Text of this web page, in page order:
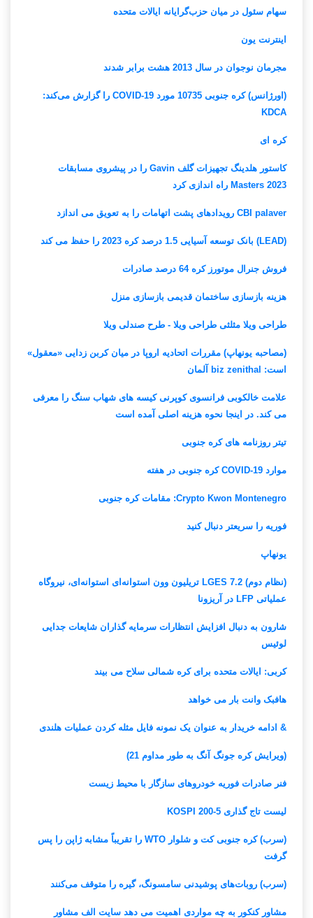
سهام سئول در میان حزب‌گرایانه ایالات متحده
اینترنت یون
مجرمان نوجوان در سال 2013 هشت برابر شدند
(اورژانس) کره جنوبی 10735 مورد COVID-19 را گزارش می‌کند:
KDCA
کره ای
کاستور هلدینگ تجهیزات گلف Gavin را در پیشروی مسابقات
Masters 2023 راه اندازی کرد
CBI palaver رویدادهای پشت اتهامات را به تعویق می اندازد
فروش جنرال موتورز کره 64 درصد صادرات
هزینه بازسازی ساختمان قدیمی بازسازی منزل
طراحی ویلا مثلثی طراحی ویلا - طرح صندلی ویلا
(مصاحبه یونهاپ) مقررات اتحادیه اروپا در میان کربن زدایی «معقول»
است: biz zenithal آلمان
علامت خالکوبی فرانسوی کوپرنی کیسه های شهاب سنگ را معرفی
می کند. در اینجا نحوه هزینه اصلی آمده است
تیتر روزنامه های کره جنوبی
موارد COVID-19 کره جنوبی در هفته
Crypto Kwon Montenegro: مقامات کره جنوبی
فوریه را سریعتر دنبال کنید
یونهاپ
(نظام دوم) LGES 7.2 تریلیون وون استوانه‌ای استوانه‌ای، نیروگاه
عملیاتی LFP در آریزونا
شارون به دنبال افزایش انتظارات سرمایه گذاران شایعات جدایی
لوئیس
کربی: ایالات متحده برای کره شمالی سلاح می بیند
هافبک وانت بار می خواهد
& ادامه خریدار به عنوان یک نمونه فایل مثله کردن عملیات هلندی
(ویرایش کره جونگ آنگ به طور مداوم 21)
فنر صادرات فوریه خودروهای سازگار با محیط زیست
لیست تاج گذاری KOSPI 200-5
(سرب) کره جنوبی کت و شلوار WTO را تقریباً مشابه ژاپن را پس
گرفت
(سرب) روبات‌های پوشیدنی سامسونگ، گیره را متوقف می‌کنند
مشاور کنکور به چه مواردی اهمیت می دهد سایت الف مشاور